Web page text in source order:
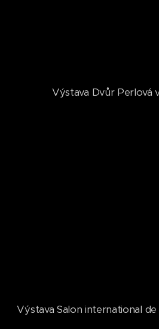
Výstava Dvůr
Výstava Salon international